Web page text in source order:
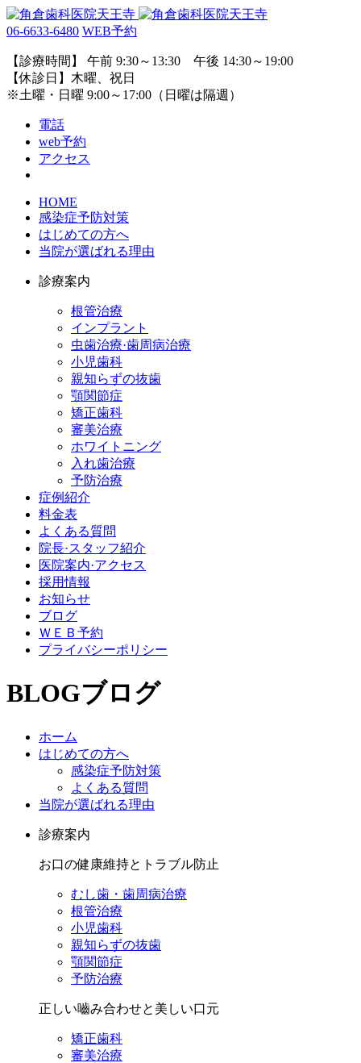
06-6633-6480 WEB予約
【診療時間】 午前 9:30～13:30 午後 14:30～19:00
【休診日】木曜、祝日
※土曜・日曜 9:00～17:00（日曜は隔週）
電話
web予約
アクセス
HOME
感染症予防対策
はじめての方へ
当院が選ばれる理由
診療案内
根管治療
インプラント
虫歯治療·歯周病治療
小児歯科
親知らずの抜歯
顎関節症
矯正歯科
審美治療
ホワイトニング
入れ歯治療
予防治療
症例紹介
料金表
よくある質問
院長·スタッフ紹介
医院案内·アクセス
採用情報
お知らせ
ブログ
ＷＥＢ予約
プライバシーポリシー
BLOGブログ
ホーム
はじめての方へ
感染症予防対策
よくある質問
当院が選ばれる理由
診療案内
お口の健康維持とトラブル防止
むし歯・歯周病治療
根管治療
小児歯科
親知らずの抜歯
顎関節症
予防治療
正しい嚙み合わせと美しい口元
矯正歯科
審美治療